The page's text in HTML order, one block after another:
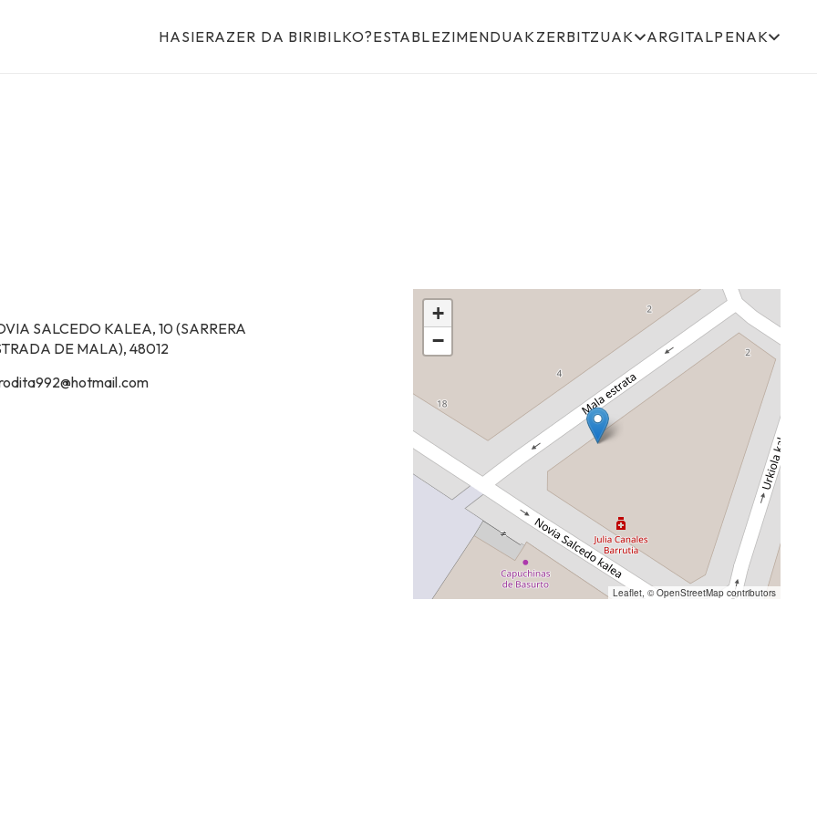
HASIERAZER DA BIRIBILKO?ESTABLEZIMENDUAKZERBITZUAK ARGITALPENAK
SALCEDO KALEA, 10 (SARRERA
DE MALA), 48012
+
−
Leaflet, ©OpenStreetMapcontributors